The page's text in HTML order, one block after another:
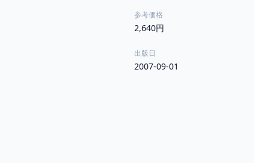
参考価格
2,640円
出版日
2007-09-01